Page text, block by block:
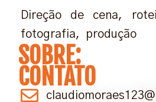
Direção de cena,
fotografia, produção
SOBRE:
CONTATO